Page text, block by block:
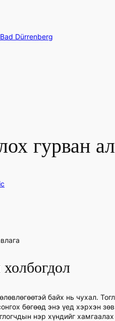
Dürrenberg
гурван
байх нь чухал.
бөгөөд энэ үед хэрхэн
нэр хүндийг